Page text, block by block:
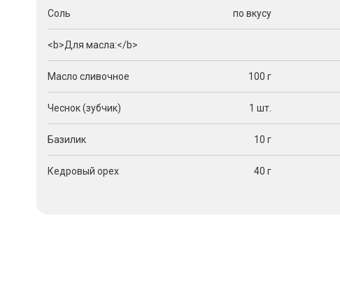
Соль по вкусу
<b>Для масла:</b>
Масло сливочное 100 г
Чеснок (зубчик) 1 шт.
Базилик 10 г
Кедровый орех 40 г